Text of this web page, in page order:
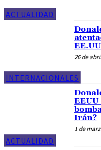
ACTUALIDAD
INTERNACIONALES
26 de
ACTUALIDAD
Irán?
1 de